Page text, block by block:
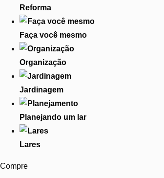
Reforma
Faça você mesmo
Organização
Jardinagem
Planejando um lar
Lares
Compre